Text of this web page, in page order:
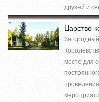
друзей и
Царство-
место для